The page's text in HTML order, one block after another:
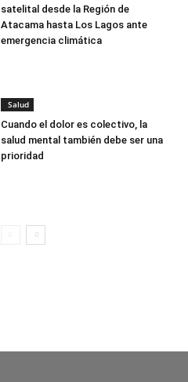
satelital desde la Región de
Atacama hasta Los Lagos ante
emergencia climática
Salud
Cuando el dolor es colectivo, la
salud mental también debe ser una
prioridad